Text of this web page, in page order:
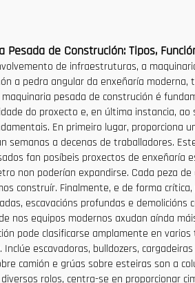
de Construción: Tipos,
de infraestruturas, a
a pedra angular da enxeñaría
pesada de construción é
do proxecto e, en última instancia, ao
En primeiro lugar, proporciona
a decenas de traballadores.
fan posíbeis proxectos de enxeñaría
non poderían expandirse. Cada peza
construír. Finalmente, e de forma
escavacións profundas e
nos equipos modernos axudan aínda
pode clasificarse amplamente en
escavadoras, bulldozers,
camión e grúas sobre esteiras son a
rolos, centra-se en proporcionar